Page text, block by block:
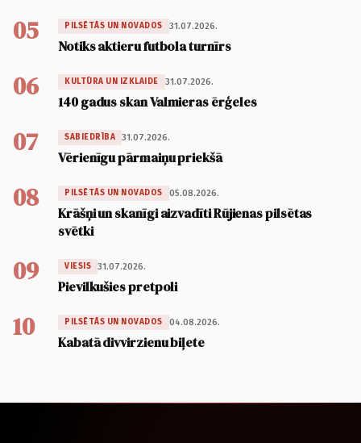
05 PILSĒTĀS UN NOVADOS 31.07.2026.
Notiks aktieru futbola turnīrs
06 KULTŪRA UN IZKLAIDE 31.07.2026.
140 gadus skan Valmieras ērģeles
07 SABIEDRĪBA 31.07.2026.
Vērienīgu pārmaiņu priekšā
08 PILSĒTĀS UN NOVADOS 05.08.2026.
Krāšņi un skanīgi aizvadīti Rūjienas pilsētas
svētki
09 VIESIS 31.07.2026.
Pievilkušies pretpoli
10 PILSĒTĀS UN NOVADOS 04.08.2026.
Kabatā divvirzienu biļete